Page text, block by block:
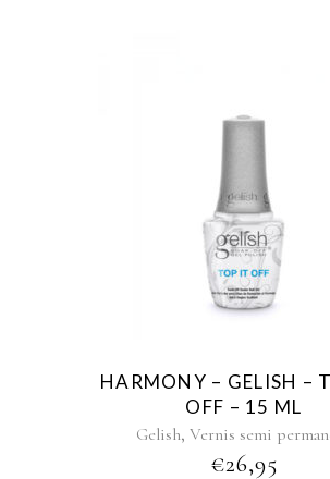
HARMONY – GELISH –
OFF – 15 ML
Gelish, Vernis semi
€26,95